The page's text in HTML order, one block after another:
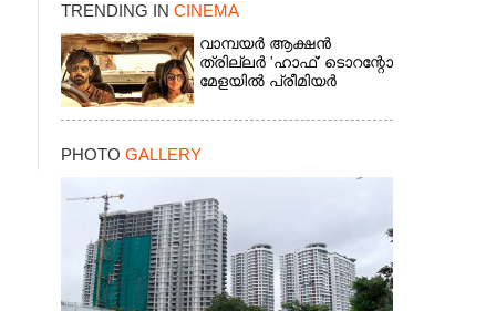
TRENDING IN CINEMA
വാമ്പയർ ആക്ഷൻ
ത്രില്ലർ 'ഹാഫ്' ടൊറന്റോ
മേളയിൽ പ്രീമിയർ
PHOTO GALLERY